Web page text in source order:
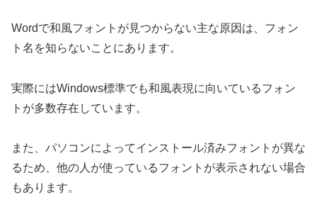
Wordで和風フォントが見つからない主な原因は、フォン
ト名を知らないことにあります。
実際にはWindows標準でも和風表現に向いているフォン
トが多数存在しています。
また、パソコンによってインストール済みフォントが異な
るため、他の人が使っているフォントが表示されない場合
もあります。